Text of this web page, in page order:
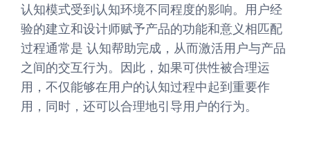
认知模式受到认知环境不同程度的影响。用户经
验的建立和设计师赋予产品的功能和意义相匹配
过程通常是 认知帮助完成，从而激活用户与产品
之间的交互行为。因此，如果可供性被合理运
用，不仅能够在用户的认知过程中起到重要作
用，同时，还可以合理地引导用户的行为。